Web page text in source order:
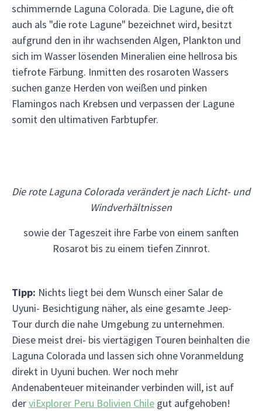
schimmernde Laguna Colorada. Die Lagune, die oft
auch als "die rote Lagune" bezeichnet wird, besitzt
aufgrund den in ihr wachsenden Algen, Plankton und
sich im Wasser lösenden Mineralien eine hellrosa bis
tiefrote Färbung. Inmitten des rosaroten Wassers
suchen ganze Herden von weißen und pinken
Flamingos nach Krebsen und verpassen der Lagune
somit den ultimativen Farbtupfer.
Die rote Laguna Colorada verändert je nach Licht- und
Windverhältnissen
sowie der Tageszeit ihre Farbe von einem sanften
Rosarot bis zu einem tiefen Zinnrot.
Tipp: Nichts liegt bei dem Wunsch einer Salar de
Uyuni- Besichtigung näher, als eine gesamte Jeep-
Tour durch die nahe Umgebung zu unternehmen.
Diese meist drei- bis viertägigen Touren beinhalten die
Laguna Colorada und lassen sich ohne Voranmeldung
direkt in Uyuni buchen. Wer noch mehr
Andenabenteuer miteinander verbinden will, ist auf
derviExplorer Peru Bolivien Chile gut aufgehoben!